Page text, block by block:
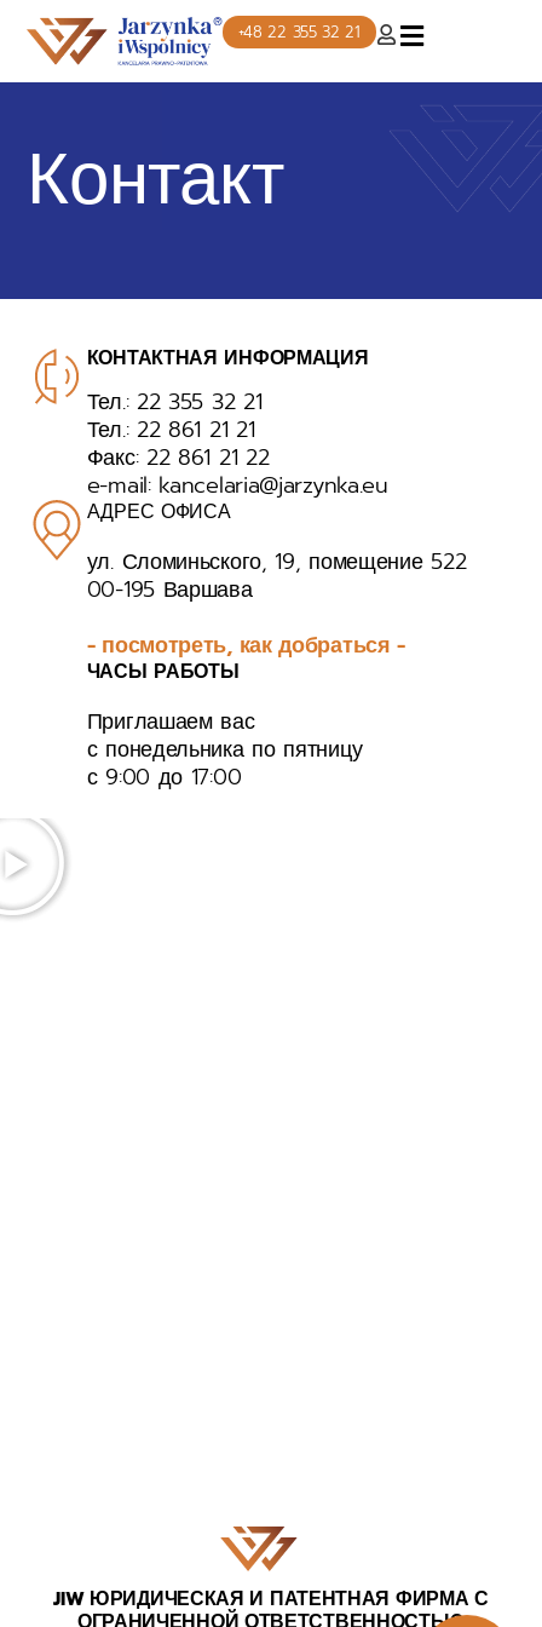
+48 22 355 32 21
Контакт
КОНТАКТНАЯ ИНФОРМАЦИЯ
Тел.: 22 355 32 21
Тел.: 22 861 21 21
Факс: 22 861 21 22
e-mail: kancelaria@jarzynka.eu
АДРЕС ОФИСА
ул. Сломиньского, 19, помещение 522
00-195 Варшава
- посмотреть, как добраться -
ЧАСЫ РАБОТЫ
Приглашаем вас
с понедельника по пятницу
с 9:00 до 17:00
JIW ЮРИДИЧЕСКАЯ И ПАТЕНТНАЯ ФИРМА С